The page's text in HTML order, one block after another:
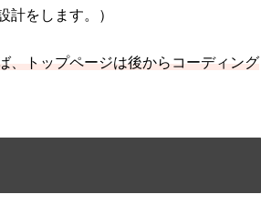
計をします。）
、トップページは後からコーディング